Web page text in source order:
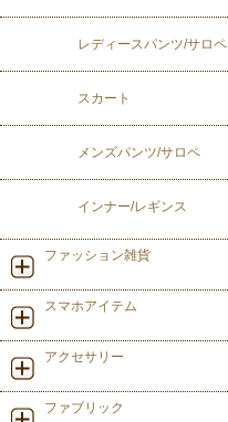
レディースパンツ/サロペ
スカート
メンズパンツ/サロペ
インナー/レギンス
ファッション雑貨
スマホアイテム
アクセサリー
ファブリック